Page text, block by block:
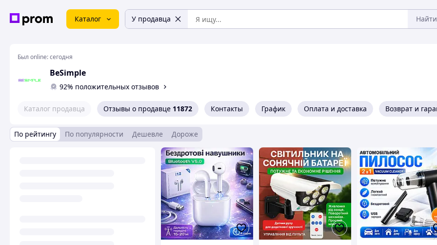
Каталог У продавца Найти
Был online:сегодня
BeSimple
92% положительных отзывов
Каталог продавца Отзывы о продавце 11872 Контакты График Оплата и доставка Возврат и
По рейтингу По популярности Дешевле Дороже